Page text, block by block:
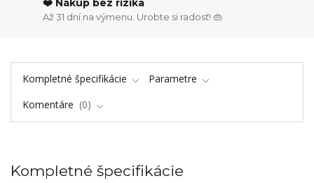
❤️ Nákup bez rizika
Až 31 dní na výmenu. Urobte si radosť! 👜
Kompletné špecifikácie
Parametre
Komentáre
0
Kompletné špecifikácie